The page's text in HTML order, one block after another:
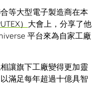
等大型電子製造商在本
） 大會上，分享了他
平台來為自家工廠
讓旗下工廠變得更加靈
滿足每年超過十億具智